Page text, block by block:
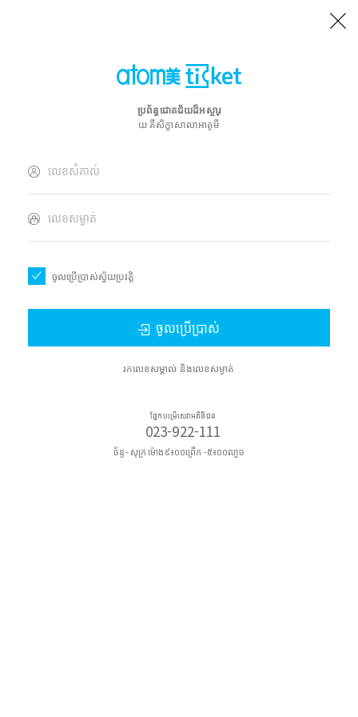
ប្រព័ន្ធជោគជ័យដ៏អស្ចារ្
យ គឺសិក្ខាសាលាអាតូមី
ចូលប្រើប្រាស់ស្វ័យប្រវត្តិ
ចូលប្រើប្រាស់
រកលេខសម្គាល់ និងលេខសម្ងាត់
ផ្នែកបម្រើសេវាអតិថិជន
023-922-111
ច័ន្ទ- សុក្រ ម៉ោង៩៖០០ព្រើក -៥៖០០លា្ងច